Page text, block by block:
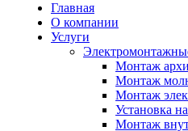
Главная
О компании
Услуги
Монтаж
Монтаж
Монтаж
Установка
Монтаж